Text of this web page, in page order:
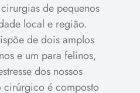
de pequenos
local e região.
de dois amplos
e um para felinos,
dos nossos
cirúrgico é composto